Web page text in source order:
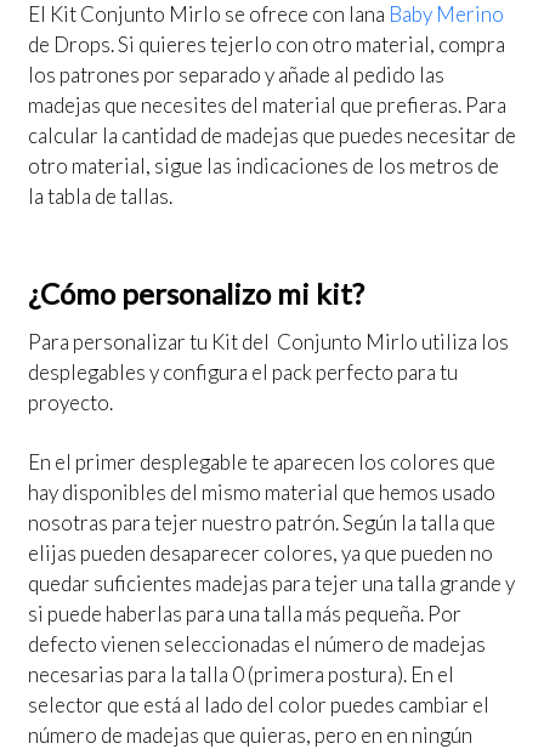
El Kit Conjunto Mirlo se ofrece con lana Baby Merino
de Drops. Si quieres tejerlo con otro material, compra
los patrones por separado y añade al pedido las
madejas que necesites del material que prefieras. Para
calcular la cantidad de madejas que puedes necesitar de
otro material, sigue las indicaciones de los metros de
la tabla de tallas.
¿Cómo personalizo mi kit?
Para personalizar tu Kit del Conjunto Mirlo utiliza los
desplegables y configura el pack perfecto para tu
proyecto.
En el primer desplegable te aparecen los colores que
hay disponibles del mismo material que hemos usado
nosotras para tejer nuestro patrón. Según la talla que
elijas pueden desaparecer colores, ya que pueden no
quedar suficientes madejas para tejer una talla grande y
si puede haberlas para una talla más pequeña. Por
defecto vienen seleccionadas el número de madejas
necesarias para la talla 0 (primera postura). En el
selector que está al lado del color puedes cambiar el
número de madejas que quieras, pero en en ningún